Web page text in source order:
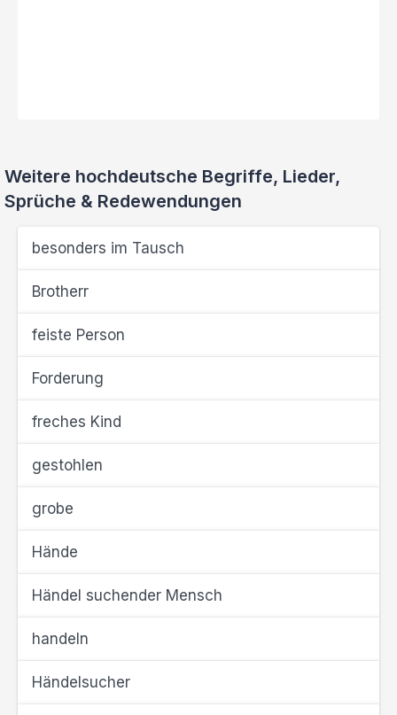
Weitere hochdeutsche Begriffe, Lieder,
Sprüche & Redewendungen
besonders im Tausch
Brotherr
feiste Person
Forderung
freches Kind
gestohlen
grobe
Hände
Händel suchender Mensch
handeln
Händelsucher